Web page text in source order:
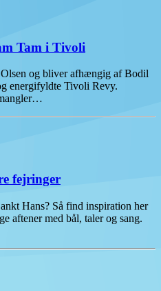
Tam i Tivoli
og bliver afhængig af Bodil
energifyldte Tivoli Revy.
fejringer
Hans? Så find inspiration her
aftener med bål, taler og sang.